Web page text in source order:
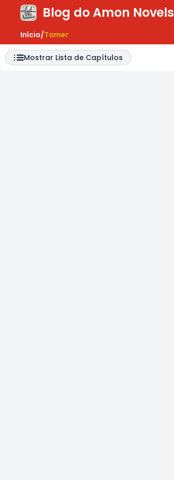
Blog do Amon Novels
Início/Tamer
Mostrar Lista de Capítulos
Menu